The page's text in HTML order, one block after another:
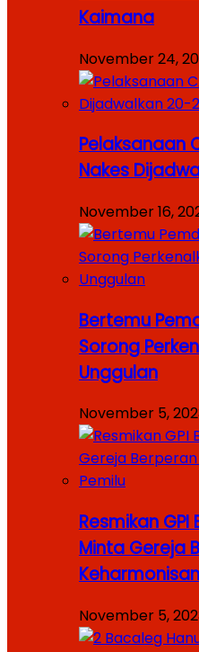
Kaimana
November 24,
Pelaksanaan
Nakes
November 16,
Bertemu
Sorong
Unggulan
November 5,
Resmikan
Minta Gereja
November 5,